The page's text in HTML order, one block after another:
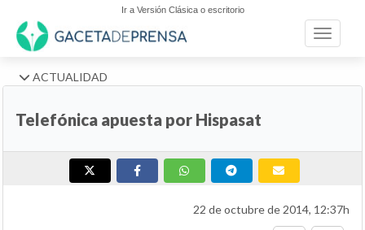
Ir a Versión Clásica o escritorio
Toggle
ACTUALIDAD
Telefónica apuesta por Hispasat
22 de octubre de 2014, 12:37h